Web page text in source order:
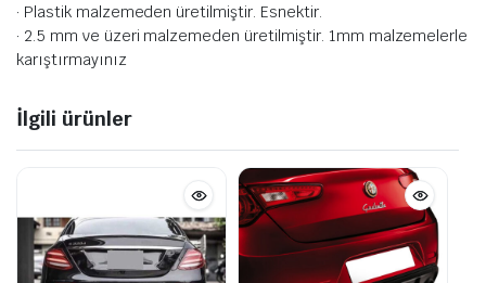
· Plastik malzemeden üretilmiştir. Esnektir.
· 2.5 mm ve üzeri malzemeden üretilmiştir. 1mm malzemelerle
karıştırmayınız
İlgili ürünler